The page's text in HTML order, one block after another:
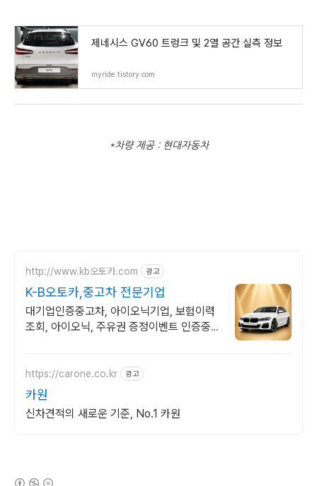
제네시스 GV60 트렁크 및 2열 공간 실측 정보
myride.tistory.com
*차량 제공 : 현대자동차
http://www.kb오토카.com 광고
K-B오토카,중고차 전문기업
대기업인증중고차, 아이오닉기업, 보험이력
조회, 아이오닉, 주유권 증정이벤트 인증중고
https://carone.co.kr 광고
카원
신차견적의 새로운 기준, No.1 카원